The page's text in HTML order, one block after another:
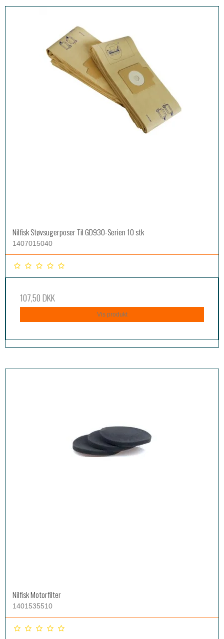
Nilfisk Støvsugerposer Til GD930-Serien 10 stk
1407015040
107,50 DKK
Vis produkt
Nilfisk Motorfilter
1401535510